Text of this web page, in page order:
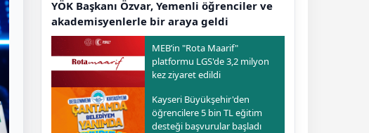
YÖK Başkanı Özvar, Yemenli öğrenciler ve
akademisyenlerle bir araya geldi
MEB’in "Rota Maarif"
platformu LGS'de 3,2 milyon
kez ziyaret edildi
Kayseri Büyükşehir'den
öğrencilere 5 bin TL eğitim
desteği başvurular başladı